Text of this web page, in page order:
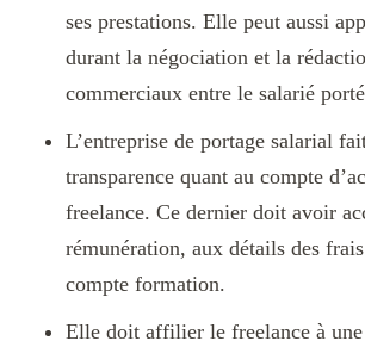
ses prestations. Elle peut aussi
durant la négociation et la
commerciaux entre le salarié
L’entreprise de portage salarial
transparence quant au compte
freelance. Ce dernier doit avoir
rémunération, aux détails des
compte formation.
Elle doit affilier le freelance à une